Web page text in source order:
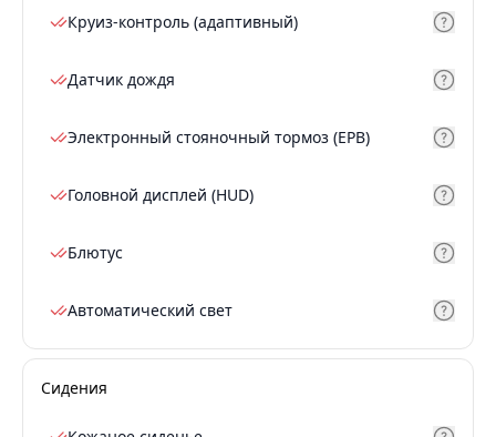
Круиз-контроль (адаптивный)
Датчик дождя
Электронный стояночный тормоз (EPB)
Головной дисплей (HUD)
Блютус
Автоматический свет
Сидения